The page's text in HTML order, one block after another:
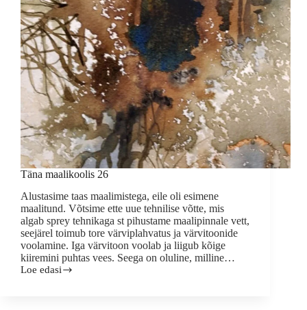
Täna maalikoolis 26
Alustasime taas maalimistega, eile oli esimene
maalitund. Võtsime ette uue tehnilise võtte, mis
algab sprey tehnikaga st pihustame maalipinnale vett,
seejärel toimub tore värviplahvatus ja värvitoonide
voolamine. Iga värvitoon voolab ja liigub kõige
kiiremini puhtas vees. Seega on oluline, milline…
Loe edasi
Täna